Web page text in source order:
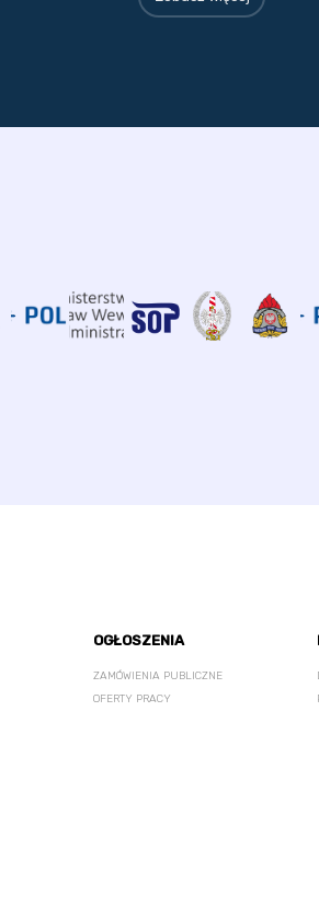
OGŁOSZENIA
ZAMÓWIENIA PUBLICZNE
OFERTY PRACY